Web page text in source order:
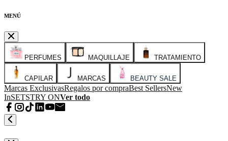
MENÚ
PERFUMES MAQUILLAJE TRATAMIENTO
CAPILAR MARCAS BEAUTY SALE
Marcas ExclusivasRegalos por compraBest SellersNew
InSETSTRY ONVer todo